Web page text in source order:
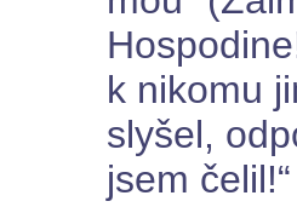
k nikomu
slyšel,
jsem